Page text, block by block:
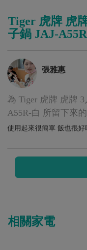
Tiger 虎牌 虎
子鍋 JAJ-
張雅惠
為 Tiger 虎牌 虎牌
A55R-白 所留下來
使用起來很簡單 飯也很
相關家電